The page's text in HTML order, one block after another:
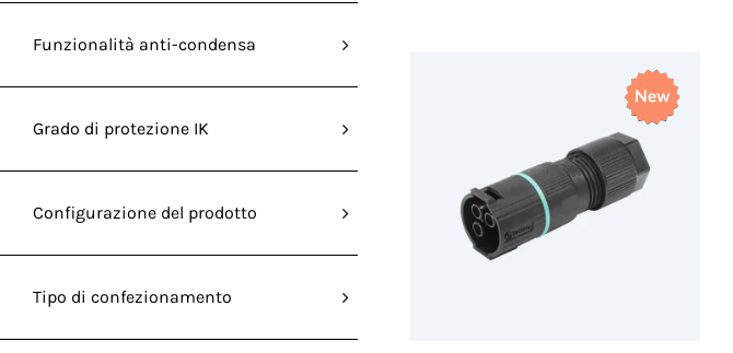
Funzionalità anti-condensa
Grado di protezione IK
Configurazione del prodotto
Tipo di confezionamento